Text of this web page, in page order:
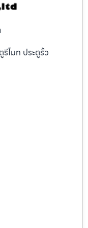
โมท ประตูรั้ว